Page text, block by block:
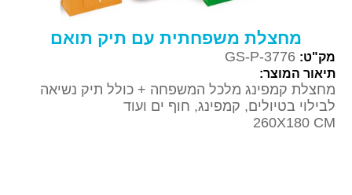
מחצלת משפחתית עם תיק תואם
מק"ט: GS-P-3776
תיאור המוצר:
מחצלת קמפינג מלכל המשפחה + כולל תיק נשיאה
לבילוי בטיולים, קמפינג, חוף ים ועוד
260X180 CM